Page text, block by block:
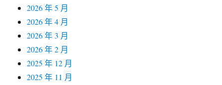
2026 年 5 月
2026 年 4 月
2026 年 3 月
2026 年 2 月
2025 年 12 月
2025 年 11 月